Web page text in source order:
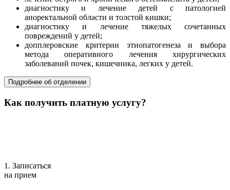
диагностику и лечение детей с патологией
аноректальной области и толстой кишки;
диагностику и лечение тяжелых сочетанных
повреждений у детей;
допплеровские критерии этиопатогенеза и выбора
метода оперативного лечения хирургических
заболеваний почек, кишечника, легких у детей.
Подробнее об отделении
Как получить платную услугу?
1. Записаться
на прием